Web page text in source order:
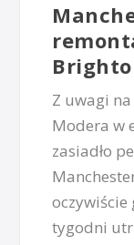
Z uwagi
Modera w
zasiadło
tygodni